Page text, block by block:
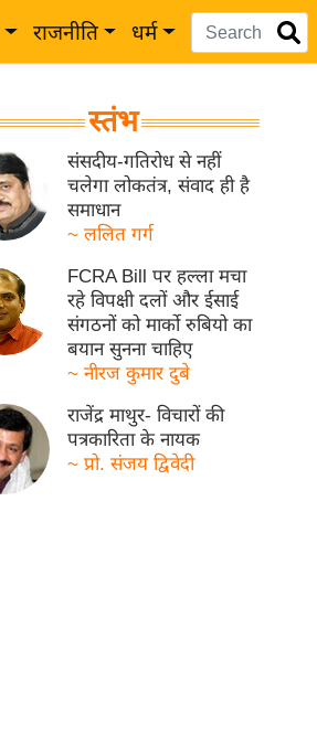
राजनीति धर्म
स्तंभ
संसदीय-गतिरोध से नहीं
चलेगा लोकतंत्र, संवाद ही है
समाधान
~ ललित गर्ग
FCRA Bill पर हल्ला मचा
रहे विपक्षी दलों और ईसाई
संगठनों को मार्को रुबियो का
बयान सुनना चाहिए
~ नीरज कुमार दुबे
राजेंद्र माथुर- विचारों की
पत्रकारिता के नायक
~ प्रो. संजय द्विवेदी